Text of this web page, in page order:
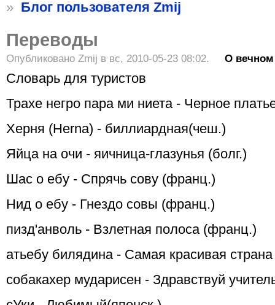
» Блог пользователя Zmij
Переводы
Опубликовано Zmij в вс, 2010-05-23 08:02. О вечном
Словарь для туристов
Трахе негро пара ми ниета - Черное
Херня (Herna) - биллиардная(чеш.)
Яйца на очи - яичница-глазунья (болг.)
Шас о ебу - Спрячь сову (франц.)
Hид о ебу - Гнездо совы (франц.)
пизд'анволь - Взлетная полоса (франц.)
атьебу билядина - Самая красивая
собакахер мударисен - Здравствуй